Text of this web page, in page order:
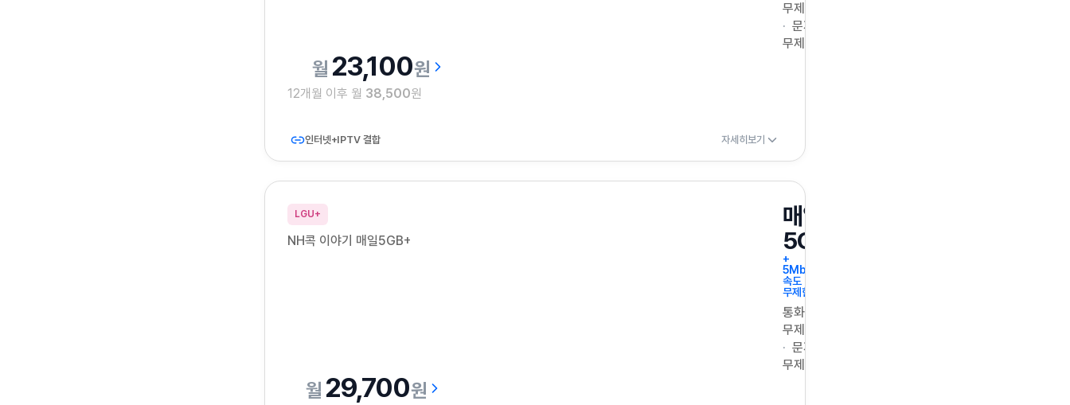
무제한
문자
무제한
23,100원
12개월 이후 월 38,500원
인터넷+IPTV 결합 자세히보기
LGU+
NH콕 이야기 매일5GB+
매일
5GB
+
5Mbps
속도
무제한
통화
무제한
문자
무제한
29,700원